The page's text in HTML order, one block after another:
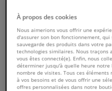
Filtres & liquides
Bagages & transport
Fenêtres & accessoires
À propos des cookies
Nous aimerions vous offrir une
d'assurer son bon fonctionnement,
sauvegarde des produits dans votre
technologies similaires. Nous traçons
vous êtes connecté(e). Enfin, nous
déterminer jusqu'à quelle heure
nombre de visites. Tous ces
à vos besoins et de vous offrir une
offres personnalisées dans notre